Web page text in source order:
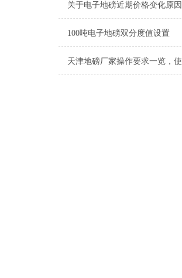
关于电子地磅近期价格变化原因
100吨电子地磅双分度值设置